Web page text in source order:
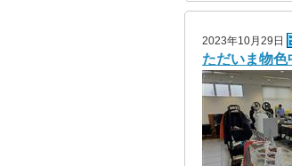
2023年10月29日
ただいま物